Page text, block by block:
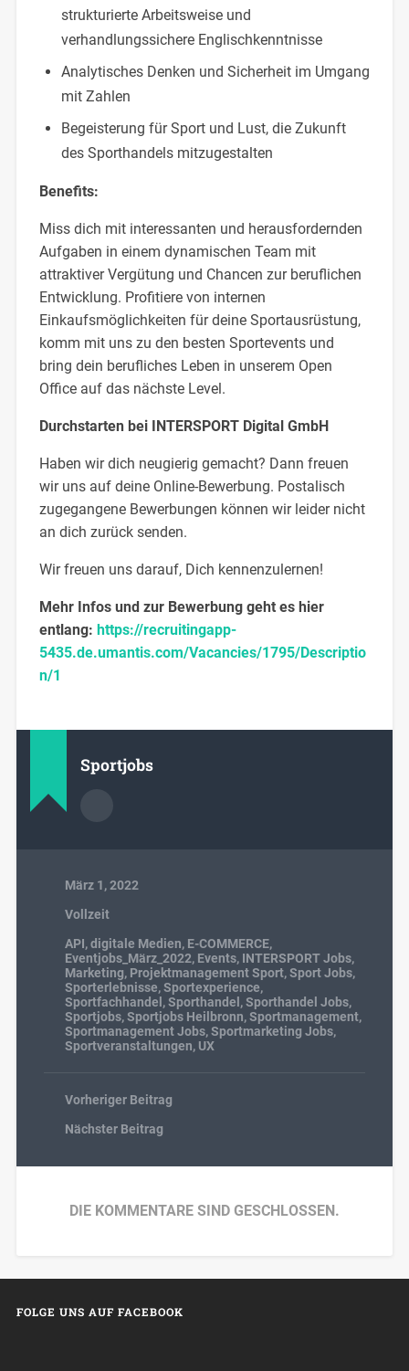
strukturierte Arbeitsweise und
verhandlungssichere Englischkenntnisse
Analytisches Denken und Sicherheit im Umgang
mit Zahlen
Begeisterung für Sport und Lust, die Zukunft
des Sporthandels mitzugestalten
Benefits:
Miss dich mit interessanten und herausfordernden
Aufgaben in einem dynamischen Team mit
attraktiver Vergütung und Chancen zur beruflichen
Entwicklung. Profitiere von internen
Einkaufsmöglichkeiten für deine Sportausrüstung,
komm mit uns zu den besten Sportevents und
bring dein berufliches Leben in unserem Open
Office auf das nächste Level.
Durchstarten bei INTERSPORT Digital GmbH
Haben wir dich neugierig gemacht? Dann freuen
wir uns auf deine Online-Bewerbung. Postalisch
zugegangene Bewerbungen können wir leider nicht
an dich zurück senden.
Wir freuen uns darauf, Dich kennenzulernen!
Mehr Infos und zur Bewerbung geht es hier
entlang: https://recruitingapp-
5435.de.umantis.com/Vacancies/1795/Descriptio
n/1
Sportjobs
März 1, 2022
Vollzeit
API,digitale Medien, E-COMMERCE,
Eventjobs_März_2022, Events, INTERSPORT Jobs,
Marketing, Projektmanagement Sport,Sport Jobs,
Sporterlebnisse,Sportexperience,
Sportfachhandel ,Sporthandel ,Sporthandel Jobs,
Sportjobs,Sportjobs Heilbronn,Sportmanagement,
Sportmanagement Jobs,Sportmarketing Jobs,
Sportveranstaltungen, UX
Vorheriger Beitrag
Nächster Beitrag
DIE KOMMENTARE SIND GESCHLOSSEN.
FOLGE UNS AUF FACEBOOK